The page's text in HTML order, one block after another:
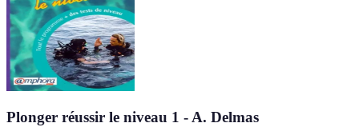
Plonger réussir le niveau 1 - A. Delmas